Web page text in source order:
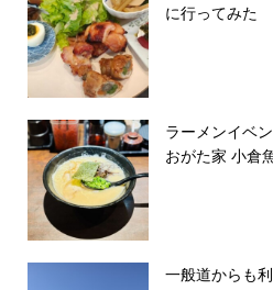
に行ってみた
ラーメンイベ
おがた家 小倉
一般道からも